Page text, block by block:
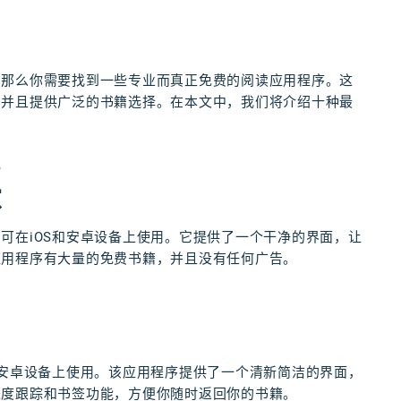
么你需要找到一些专业而真正免费的阅读应用程序。这
且提供广泛的书籍选择。在本文中，我们将介绍十种最
在iOS和安卓设备上使用。它提供了一个干净的界面，让
程序有大量的免费书籍，并且没有任何广告。
设备上使用。该应用程序提供了一个清新简洁的界面，
跟踪和书签功能，方便你随时返回你的书籍。